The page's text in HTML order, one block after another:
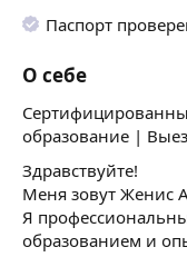
Паспорт
О себе
образование |
Здравствуйте!
Меня зовут Женис
Я
образованием и